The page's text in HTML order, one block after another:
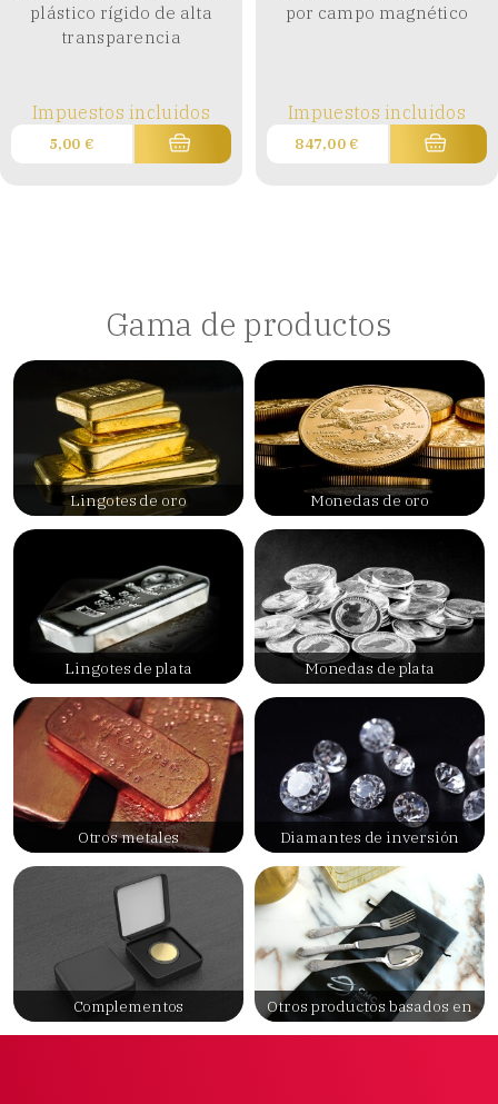
plástico rígido de alta
transparencia
Impuestos incluidos
5,00 €
por campo magnético
Impuestos incluidos
847,00 €
Gama de productos
Lingotes de oro Monedas de oro
Lingotes de plata Monedas de plata
Otros metales Diamantes de inversión
Complementos
Otros productos basados en
metales